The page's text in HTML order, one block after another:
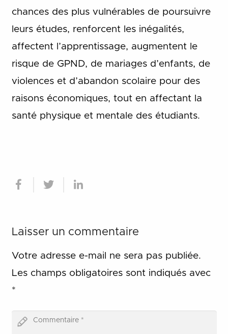
chances des plus vulnérables de poursuivre
leurs études, renforcent les inégalités,
affectent l’apprentissage, augmentent le
risque de GPND, de mariages d’enfants, de
violences et d’abandon scolaire pour des
raisons économiques, tout en affectant la
santé physique et mentale des étudiants.
Laisser un commentaire
Votre adresse e-mail ne sera pas publiée.
Les champs obligatoires sont indiqués avec
*